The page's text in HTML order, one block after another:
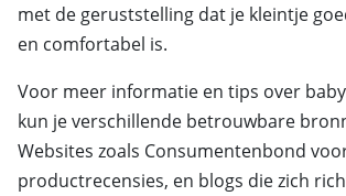
met de geruststelling dat je kleintje
en comfortabel is.
Voor meer informatie en tips over
kun je verschillende betrouwbare
Websites zoals Consumentenbond
productrecensies, en blogs die zich